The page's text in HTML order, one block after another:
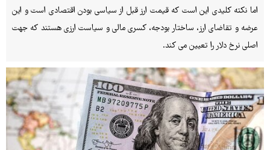
اما نکته کلیدی این است که قیمت ارز قبل از سیاسی بودن اقتصادی است و این
عرضه و تقاضای ارز، ساختار بودجه، کسری مالی و سیاست ارزی هستند که جهت
اصلی نرخ دلار را تعیین می کند.